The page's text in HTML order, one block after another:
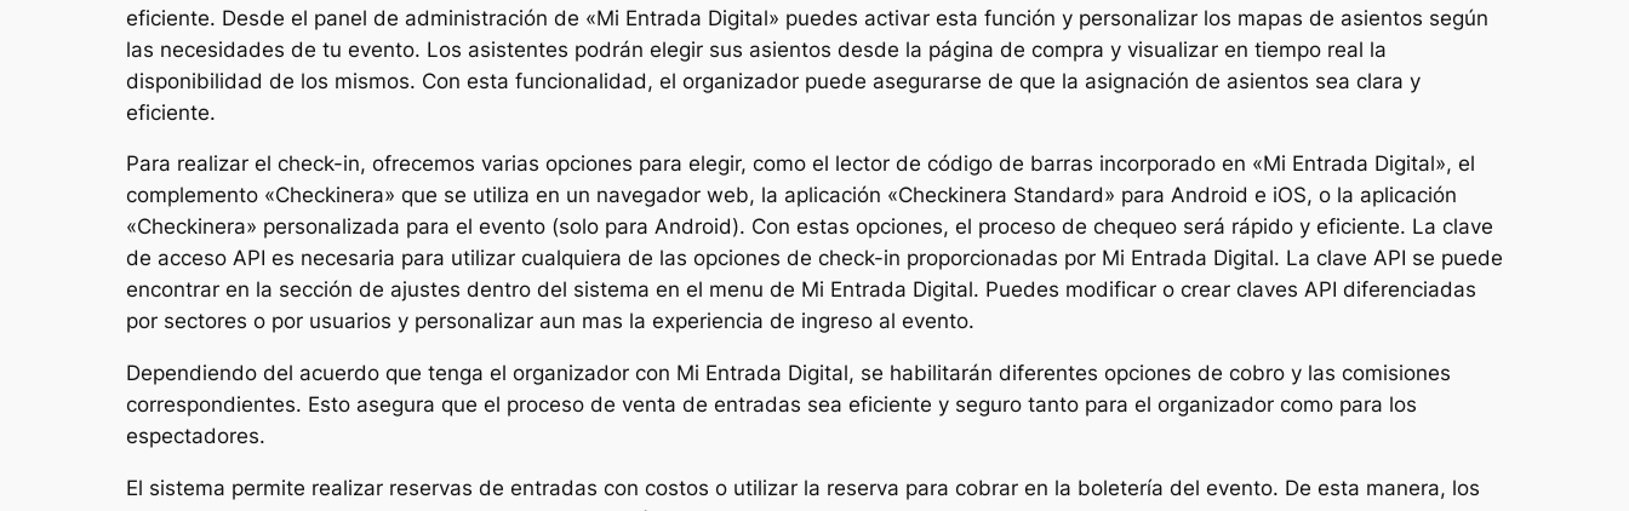
eficiente. Desde el panel de administración de «Mi Entrada Digital» puedes activar esta función y personalizar los mapas de asientos según
las necesidades de tu evento. Los asistentes podrán elegir sus asientos desde la página de compra y visualizar en tiempo real la
disponibilidad de los mismos. Con esta funcionalidad, el organizador puede asegurarse de que la asignación de asientos sea clara y
eficiente.
Para realizar el check-in, ofrecemos varias opciones para elegir, como el lector de código de barras incorporado en «Mi Entrada Digital», el
complemento «Checkinera» que se utiliza en un navegador web, la aplicación «Checkinera Standard» para Android e iOS, o la aplicación
«Checkinera» personalizada para el evento (solo para Android). Con estas opciones, el proceso de chequeo será rápido y eficiente. La clave
de acceso API es necesaria para utilizar cualquiera de las opciones de check-in proporcionadas por Mi Entrada Digital. La clave API se puede
encontrar en la sección de ajustes dentro del sistema en el menu de Mi Entrada Digital. Puedes modificar o crear claves API diferenciadas
por sectores o por usuarios y personalizar aun mas la experiencia de ingreso al evento.
Dependiendo del acuerdo que tenga el organizador con Mi Entrada Digital, se habilitarán diferentes opciones de cobro y las comisiones
correspondientes. Esto asegura que el proceso de venta de entradas sea eficiente y seguro tanto para el organizador como para los
espectadores.
El sistema permite realizar reservas de entradas con costos o utilizar la reserva para cobrar en la boletería del evento. De esta manera, los